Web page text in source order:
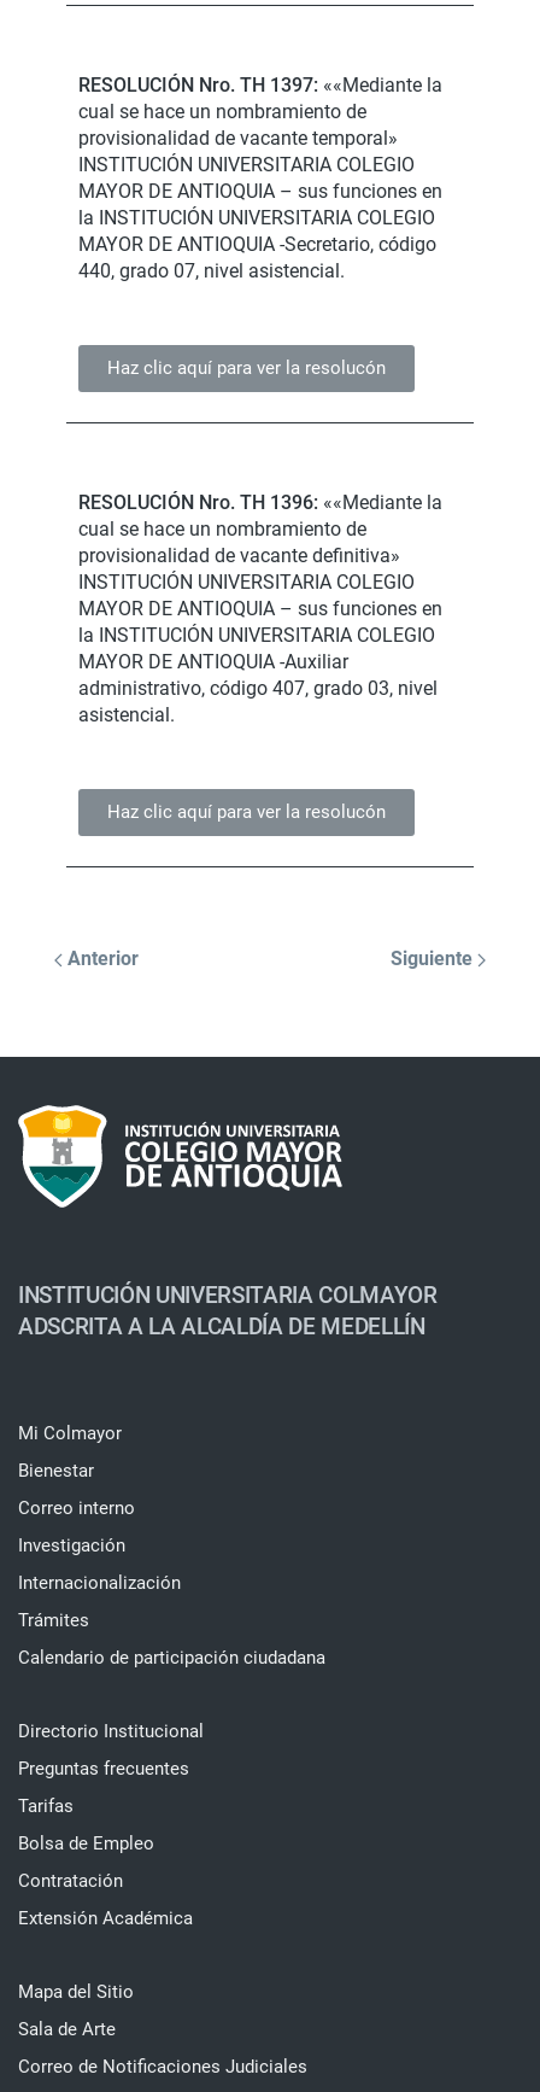
RESOLUCIÓN Nro. TH 1397: ««Mediante la
cual se hace un nombramiento de
provisionalidad de vacante temporal»
INSTITUCIÓN UNIVERSITARIA COLEGIO
MAYOR DE ANTIOQUIA – sus funciones en
la INSTITUCIÓN UNIVERSITARIA COLEGIO
MAYOR DE ANTIOQUIA -Secretario, código
440, grado 07, nivel asistencial.
Haz clic aquí para ver la resolucón
RESOLUCIÓN Nro. TH 1396: ««Mediante la
cual se hace un nombramiento de
provisionalidad de vacante definitiva»
INSTITUCIÓN UNIVERSITARIA COLEGIO
MAYOR DE ANTIOQUIA – sus funciones en
la INSTITUCIÓN UNIVERSITARIA COLEGIO
MAYOR DE ANTIOQUIA -Auxiliar
administrativo, código 407, grado 03, nivel
asistencial.
Haz clic aquí para ver la resolucón
Anterior Siguiente
INSTITUCIÓN UNIVERSITARIA COLMAYOR
ADSCRITA A LA ALCALDÍA DE MEDELLÍN
Mi Colmayor
Bienestar
Correo interno
Investigación
Internacionalización
Trámites
Calendario de participación ciudadana
Directorio Institucional
Preguntas frecuentes
Tarifas
Bolsa de Empleo
Contratación
Extensión Académica
Mapa del Sitio
Sala de Arte
Correo de Notificaciones Judiciales